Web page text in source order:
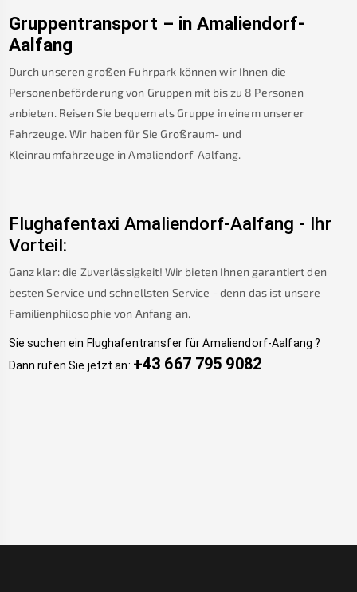
Gruppentransport – in Amaliendorf-
Aalfang
Durch unseren großen Fuhrpark können wir Ihnen die
Personenbeförderung von Gruppen mit bis zu 8 Personen
anbieten. Reisen Sie bequem als Gruppe in einem unserer
Fahrzeuge. Wir haben für Sie Großraum- und
Kleinraumfahrzeuge in Amaliendorf-Aalfang.
Flughafentaxi Amaliendorf-Aalfang - Ihr
Vorteil:
Ganz klar: die Zuverlässigkeit! Wir bieten Ihnen garantiert den
besten Service und schnellsten Service - denn das ist unsere
Familienphilosophie von Anfang an.
Sie suchen ein Flughafentransfer für Amaliendorf-Aalfang ?
Dann rufen Sie jetzt an: +43 667 795 9082